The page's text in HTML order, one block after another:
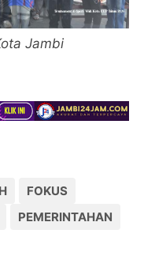
Jambi
FOKUS
PEMERINTAHAN